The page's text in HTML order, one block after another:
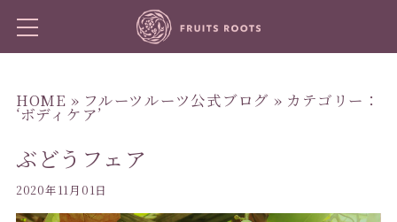
HOME » フルーツルーツ公式ブログ » カテゴリー：
‘ボディケア’
ぶどうフェア
2020年11月01日